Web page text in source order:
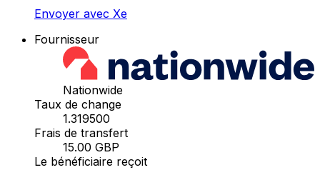
Envoyer avec Xe
Fournisseur
Nationwide
Taux de change
1.319500
Frais de transfert
15.00 GBP
Le bénéficiaire reçoit